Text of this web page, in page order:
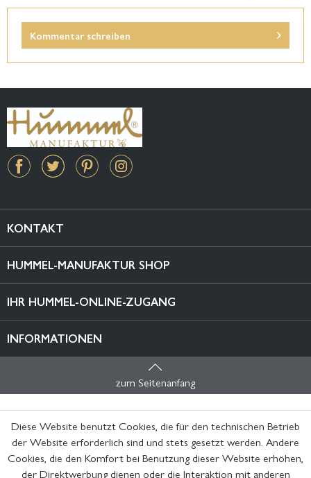
Kommentar schreiben
KONTAKT
HUMMEL-MANUFAKTUR SHOP
IHR HUMMEL-ONLINE-ZUGANG
INFORMATIONEN
zum Seitenanfang
Diese Website benutzt Cookies, die für den technischen Betrieb
der Website erforderlich sind und stets gesetzt werden. Andere
Cookies, die den Komfort bei Benutzung dieser Website erhöhen,
der Direktwerbung dienen oder die Interaktion mit anderen